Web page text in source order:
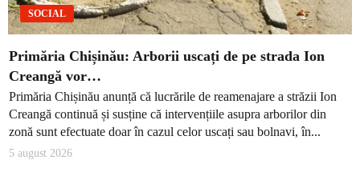
SOCIAL
Primăria Chișinău: Arborii uscați de pe strada Ion
Creangă vor…
Primăria Chișinău anunță că lucrările de reamenajare a străzii Ion
Creangă continuă și susține că intervențiile asupra arborilor din
zonă sunt efectuate doar în cazul celor uscați sau bolnavi, în...
5 august 2026